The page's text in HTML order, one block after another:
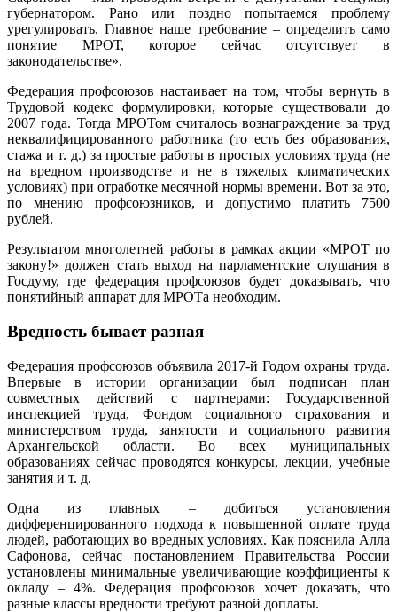
губернатором. Рано или поздно попытаемся проблему
урегулировать. Главное наше требование – определить само
понятие МРОТ, которое сейчас отсутствует в
законодательстве».
Федерация профсоюзов настаивает на том, чтобы вернуть в
Трудовой кодекс формулировки, которые существовали до
2007 года. Тогда МРОТом считалось вознаграждение за труд
неквалифицированного работника (то есть без образования,
стажа и т. д.) за простые работы в простых условиях труда (не
на вредном производстве и не в тяжелых климатических
условиях) при отработке месячной нормы времени. Вот за это,
по мнению профсоюзников, и допустимо платить 7500
рублей.
Результатом многолетней работы в рамках акции «МРОТ по
закону!» должен стать выход на парламентские слушания в
Госдуму, где федерация профсоюзов будет доказывать, что
понятийный аппарат для МРОТа необходим.
Вредность бывает разная
Федерация профсоюзов объявила 2017-й Годом охраны труда.
Впервые в истории организации был подписан план
совместных действий с партнерами: Государственной
инспекцией труда, Фондом социального страхования и
министерством труда, занятости и социального развития
Архангельской области. Во всех муниципальных
образованиях сейчас проводятся конкурсы, лекции, учебные
занятия и т. д.
Одна из главных – добиться установления
дифференцированного подхода к повышенной оплате труда
людей, работающих во вредных условиях. Как пояснила Алла
Сафонова, сейчас постановлением Правительства России
установлены минимальные увеличивающие коэффициенты к
окладу – 4%. Федерация профсоюзов хочет доказать, что
разные классы вредности требуют разной доплаты.